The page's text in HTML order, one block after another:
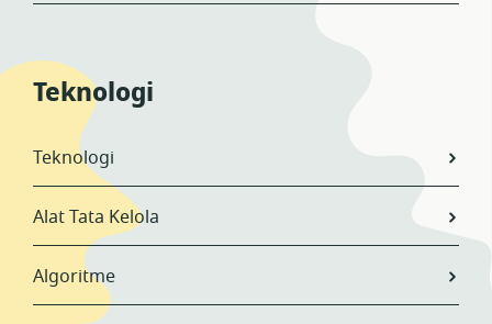
Teknologi
Teknologi
Alat Tata Kelola
Algoritme